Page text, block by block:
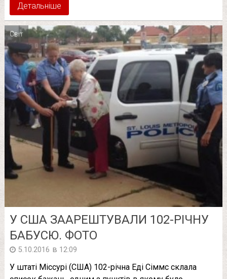
Детальніше
Світ
У США ЗААРЕШТУВАЛИ 102-РІЧНУ
БАБУСЮ. ФОТО
5.10.2016 в 12:09
У штаті Міссурі (США) 102-річна Еді Сіммс склала